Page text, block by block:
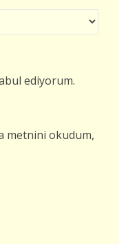
ediyorum.
metnini okudum,